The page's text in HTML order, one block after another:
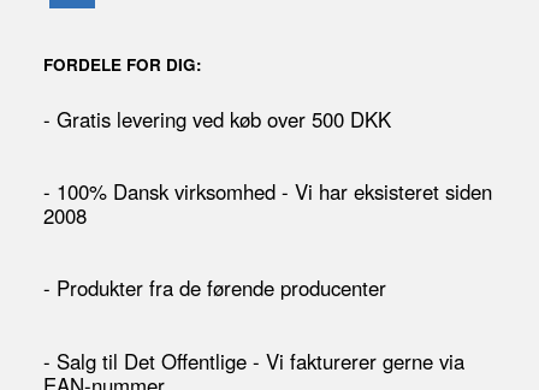
FORDELE FOR DIG:
- Gratis levering ved køb over 500 DKK
- 100% Dansk virksomhed - Vi har eksisteret siden
2008
- Produkter fra de førende producenter
- Salg til Det Offentlige - Vi fakturerer gerne via